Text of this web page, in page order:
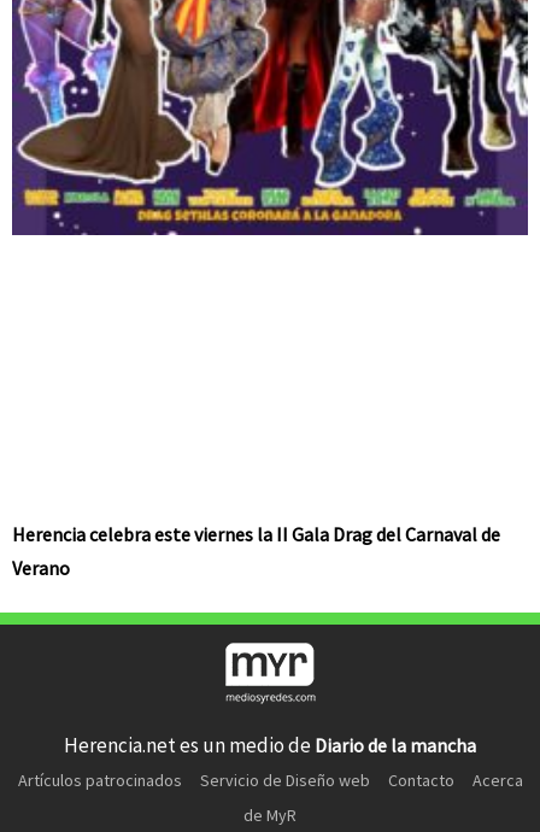
Herencia celebra este viernes la II Gala Drag del Carnaval de
Verano
Herencia.net es un medio de Diario de la mancha
Artículos patrocinados Servicio de Diseño web Contacto
Acerca
de MyR